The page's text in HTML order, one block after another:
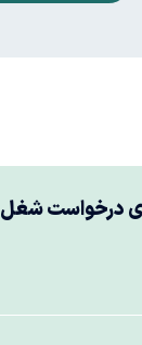
درخواست شغل